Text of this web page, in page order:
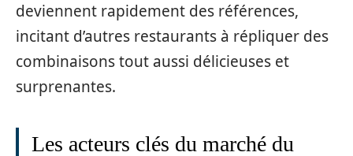
deviennent rapidement des références,
incitant d’autres restaurants à répliquer des
combinaisons tout aussi délicieuses et
surprenantes.
Les acteurs clés du marché du